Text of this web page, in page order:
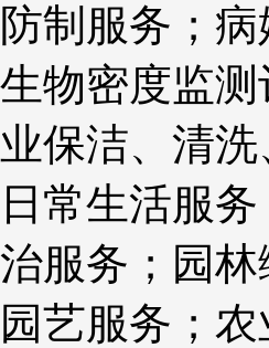
制服务；
物密度监
保洁、清
常生活服
服务；园
艺服务；